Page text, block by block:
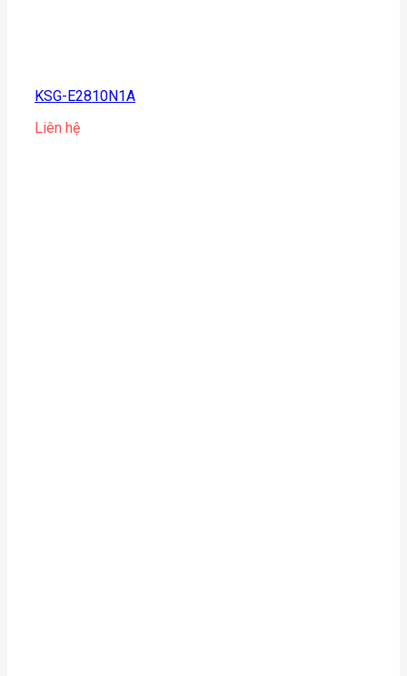
KSG-E2810N1A
Liên hệ